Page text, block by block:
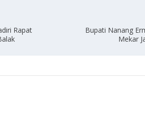
Rapat
Bupati Nanang
Mekar